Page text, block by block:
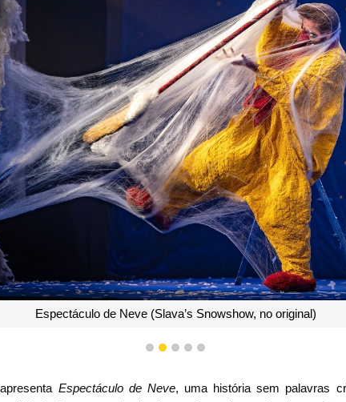
Espectáculo de Neve (Slava’s Snowshow, no original)
1 2 3 4 5
Espectáculo de Neve, uma história sem palavras